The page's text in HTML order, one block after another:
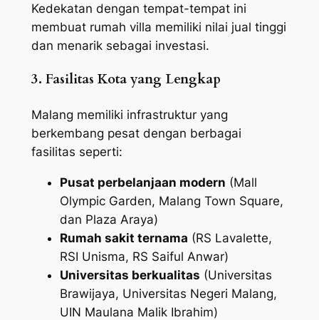
Kedekatan dengan tempat-tempat ini
membuat rumah villa memiliki nilai jual tinggi
dan menarik sebagai investasi.
3. Fasilitas Kota yang Lengkap
Malang memiliki infrastruktur yang
berkembang pesat dengan berbagai
fasilitas seperti:
Pusat perbelanjaan modern (Mall
Olympic Garden, Malang Town Square,
dan Plaza Araya)
Rumah sakit ternama (RS Lavalette,
RSI Unisma, RS Saiful Anwar)
Universitas berkualitas (Universitas
Brawijaya, Universitas Negeri Malang,
UIN Maulana Malik Ibrahim)